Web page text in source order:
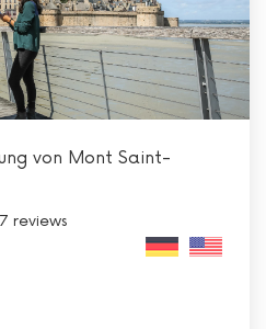
von Mont Saint-
reviews